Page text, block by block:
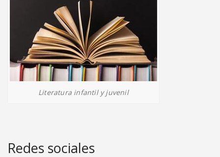
Literatura infantil y juvenil
Redes sociales